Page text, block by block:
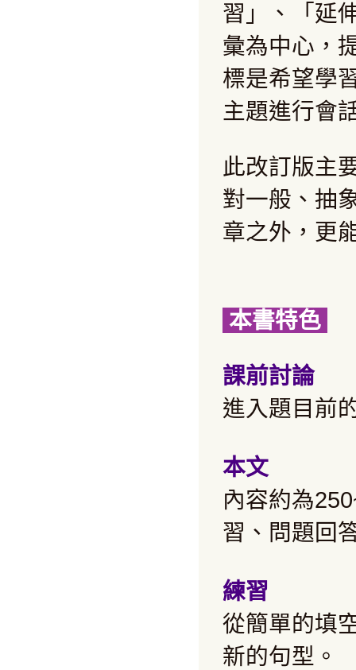
習」、「延
彙為中心，
標是希望學
主題進行會
此改訂版主
對一般、抽
章之外，更
本書特色
課前討論
進入題目前
本文
內容約為
習、問題回
練習
從簡單的填
新的句型。